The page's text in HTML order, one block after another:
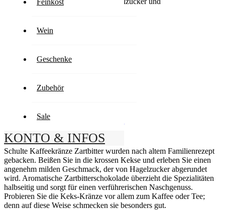
Feinkost
Wein
Geschenke
Zubehör
Sale
KONTO & INFOS
Inkl. MwSt.,zzgl.Versand
Lieferzeit
Details
Schulte Kaffeekränze Zartbitter wurden nach altem Familienrezept
gebacken. Beißen Sie in die krossen Kekse und erleben Sie einen
angenehm milden Geschmack, der von Hagelzucker abgerundet
wird. Aromatische Zartbitterschokolade überzieht die Spezialitäten
halbseitig und sorgt für einen verführerischen Naschgenuss.
Probieren Sie die Keks-Kränze vor allem zum Kaffee oder Tee;
denn auf diese Weise schmecken sie besonders gut.